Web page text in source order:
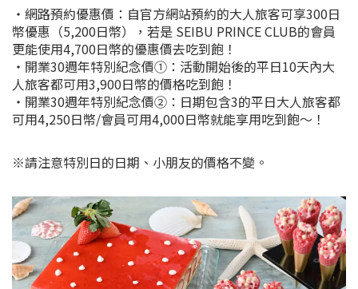
・網路預約優惠價：自官方網站預約的大人旅客可享300日
幣優惠（5,200日幣），若是 SEIBU PRINCE CLUB的會員
更能使用4,700日幣的優惠價去吃到飽！
・開業30週年特別紀念價①：活動開始後的平日10天內大
人旅客都可用3,900日幣的價格吃到飽！
・開業30週年特別紀念價②：日期包含3的平日大人旅客都
可用4,250日幣/會員可用4,000日幣就能享用吃到飽～！
※請注意特別日的日期、小朋友的價格不變。